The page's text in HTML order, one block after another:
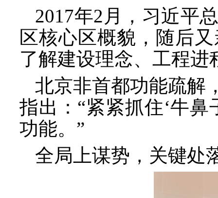
2017年2月，习近平
区核心区概貌，随后
了解建设理念、工程
北京非首都功能疏解
指出：“紧紧抓住‘牛
功能。”
全局上谋势，关键处